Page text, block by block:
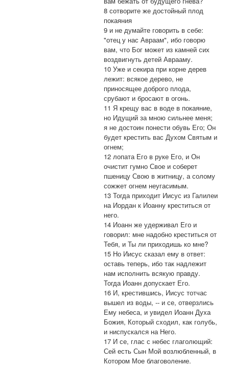
8 сотворите же достойный плод
покаяния
9 и не думайте говорить в себе:
"отец у нас Авраам", ибо говорю
вам, что Бог может из камней сих
воздвигнуть детей Аврааму.
10 Уже и секира при корне дерев
лежит: всякое дерево, не
приносящее доброго плода,
срубают и бросают в огонь.
11 Я крещу вас в воде в покаяние,
но Идущий за мною сильнее меня;
я не достоин понести обувь Его; Он
будет крестить вас Духом Святым и
огнем;
12 лопата Его в руке Его, и Он
очистит гумно Свое и соберет
пшеницу Свою в житницу, а солому
сожжет огнем неугасимым.
13 Тогда приходит Иисус из Галилеи
на Иордан к Иоанну креститься от
него.
14 Иоанн же удерживал Его и
говорил: мне надобно креститься от
Тебя, и Ты ли приходишь ко мне?
15 Но Иисус сказал ему в ответ:
оставь теперь, ибо так надлежит
нам исполнить всякую правду.
Тогда Иоанн допускает Его.
16 И, крестившись, Иисус тотчас
вышел из воды, -- и се, отверзлись
Ему небеса, и увидел Иоанн Духа
Божия, Который сходил, как голубь,
и ниспускался на Него.
17 И се, глас с небес глаголющий:
Сей есть Сын Мой возлюбленный, в
Котором Мое благоволение.